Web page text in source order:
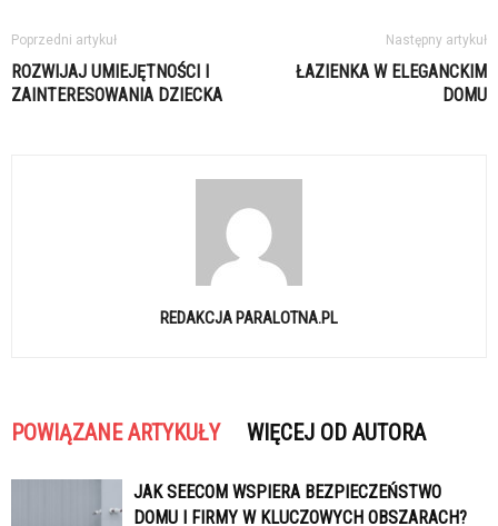
Poprzedni artykuł
ROZWIJAJ UMIEJĘTNOŚCI I
ZAINTERESOWANIA DZIECKA
Następny artykuł
ŁAZIENKA W ELEGANCKIM
DOMU
REDAKCJA PARALOTNA.PL
POWIĄZANE ARTYKUŁY WIĘCEJ OD AUTORA
JAK SEECOM WSPIERA BEZPIECZEŃSTWO
DOMU I FIRMY W KLUCZOWYCH OBSZARACH?